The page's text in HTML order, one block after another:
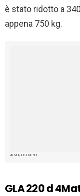
è stato ridotto a
appena 750 kg.
ADVERTISEMENT
GLA 220 d